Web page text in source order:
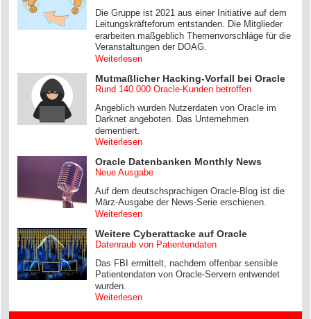
Die Gruppe ist 2021 aus einer Initiative auf dem
Leitungskräfteforum entstanden. Die Mitglieder
erarbeiten maßgeblich Themenvorschläge für die
Veranstaltungen der DOAG.
Weiterlesen
Mutmaßlicher Hacking-Vorfall bei Oracle
Rund 140.000 Oracle-Kunden betroffen
Angeblich wurden Nutzerdaten von Oracle im
Darknet angeboten. Das Unternehmen
dementiert.
Weiterlesen
Oracle Datenbanken Monthly News
Neue Ausgabe
Auf dem deutschsprachigen Oracle-Blog ist die
März-Ausgabe der News-Serie erschienen.
Weiterlesen
Weitere Cyberattacke auf Oracle
Datenraub von Patientendaten
Das FBI ermittelt, nachdem offenbar sensible
Patientendaten von Oracle-Servern entwendet
wurden.
Weiterlesen